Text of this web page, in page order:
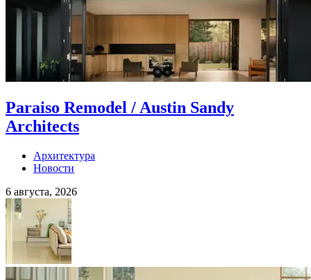
Paraiso Remodel / Austin Sandy
Architects
Архитектура
Новости
6 августа, 2026